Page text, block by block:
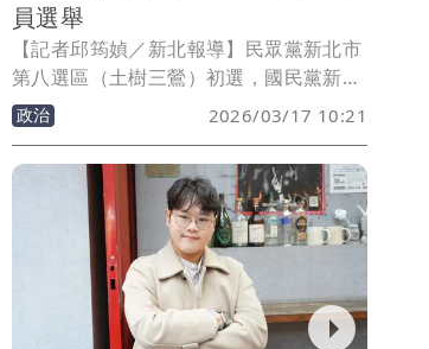
員選舉
【記者邱筠媜／新北報導】民眾黨新北市
第八選區（土樹三鶯）初選，國民黨新北
市議員黃永昌的兒子黃承鋒初選民調以
9.3%的差距落敗給黨代表吳亞倫，黃承鋒
上個月表示，他對這次初選的執行過程仍
有部分疑問，提出「複查申請」。不過，
黃承峰昨（16日）晚間發文指出，很高興
能與柯文哲以及黃國昌交流，彼此交換了
許多想法，在審慎思考後，他決定放棄參
選本年度新北市議員選舉，接下來他會繼
續在黃永昌議員的服務處活躍。
政治 2026/03/17 10:21